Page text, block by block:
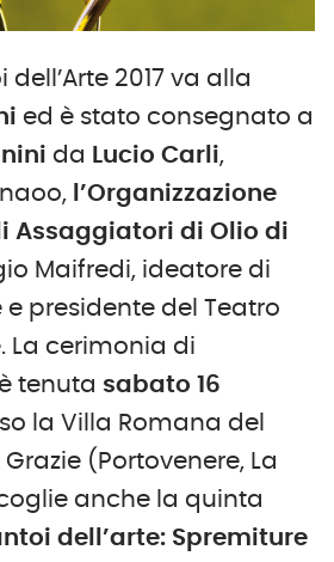
dell’Arte 2017 va alla
ed è stato consegnato a
da Lucio Carli,
l’Organizzazione
Assaggiatori di Olio di
Maifredi, ideatore di
e presidente del Teatro
La cerimonia di
tenuta sabato 16
la Villa Romana del
(Portovenere, La
anche la quinta
dell’arte: Spremiture